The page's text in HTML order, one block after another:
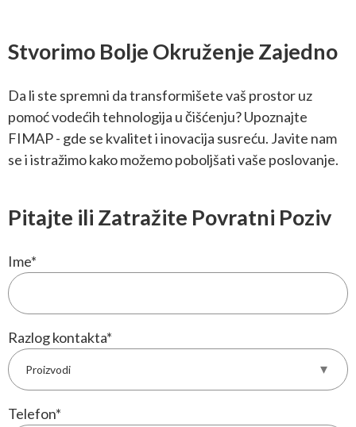
Stvorimo Bolje Okruženje Zajedno
Da li ste spremni da transformišete vaš prostor uz
pomoć vodećih tehnologija u čišćenju? Upoznajte
FIMAP - gde se kvalitet i inovacija susreću. Javite nam
se i istražimo kako možemo poboljšati vaše poslovanje.
Pitajte ili Zatražite Povratni Poziv
Ime*
Razlog kontakta*
Telefon*